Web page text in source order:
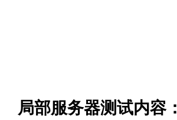
局部服务器测试内容：